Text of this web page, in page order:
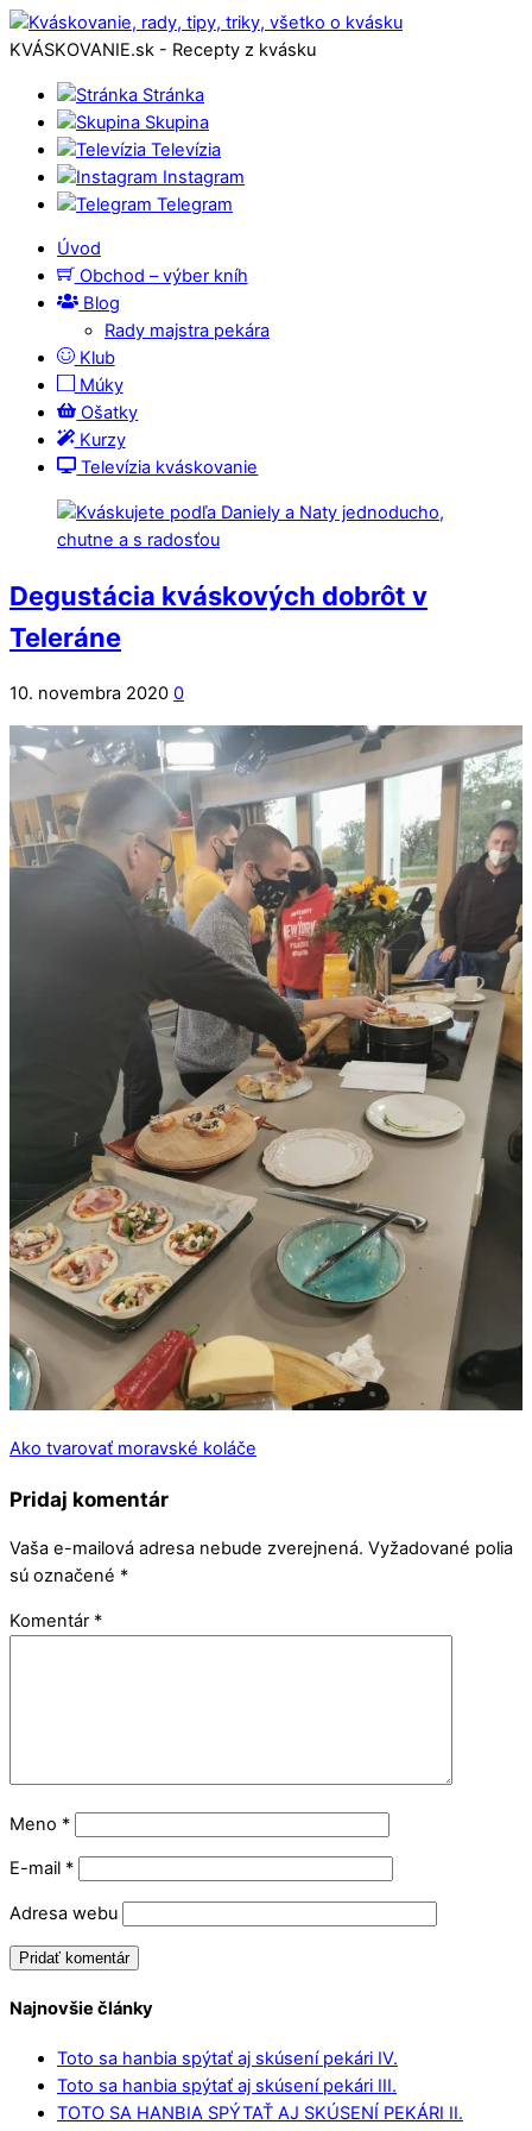
KVÁSKOVANIE.sk - Recepty z kvásku
Stránka
Skupina
Televízia
Instagram
Telegram
Úvod
Obchod – výber kníh
Blog
Rady majstra pekára
Klub
Múky
Ošatky
Kurzy
Televízia kváskovanie
Degustácia kváskových dobrôt v
Teleráne
10. novembra 2020 0
Ako tvarovať moravské koláče
Pridaj komentár
Vaša e-mailová adresa nebude zverejnená. Vyžadované polia
sú označené *
Komentár *
Meno *
E-mail *
Adresa webu
Najnovšie články
Toto sa hanbia spýtať aj skúsení pekári IV.
Toto sa hanbia spýtať aj skúsení pekári III.
TOTO SA HANBIA SPÝTAŤ AJ SKÚSENÍ PEKÁRI II.